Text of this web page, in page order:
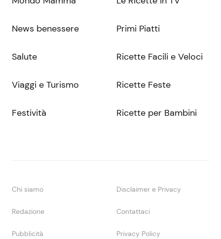
News benessere
Salute
Viaggi e Turismo
Festività
Primi Piatti
Ricette Facili e Veloci
Ricette Feste
Ricette per Bambini
Chi siamo Disclaimer e Privacy
Redazione Contattaci
Pubblicità Privacy Policy